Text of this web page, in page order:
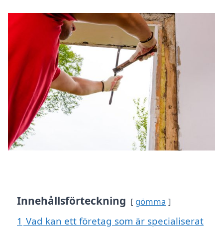
Innehållsförteckning gömma
1 Vad kan ett företag som är specialiserat